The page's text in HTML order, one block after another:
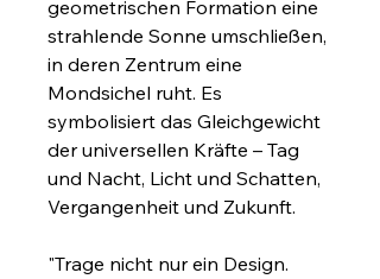
geometrischen Formation eine
strahlende Sonne umschließen,
in deren Zentrum eine
Mondsichel ruht. Es
symbolisiert das Gleichgewicht
der universellen Kräfte – Tag
und Nacht, Licht und Schatten,
Vergangenheit und Zukunft.
"Trage nicht nur ein Design.